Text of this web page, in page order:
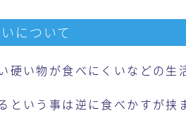
について
硬い物が食べにくいなどの生
という事は逆に食べかすが挟